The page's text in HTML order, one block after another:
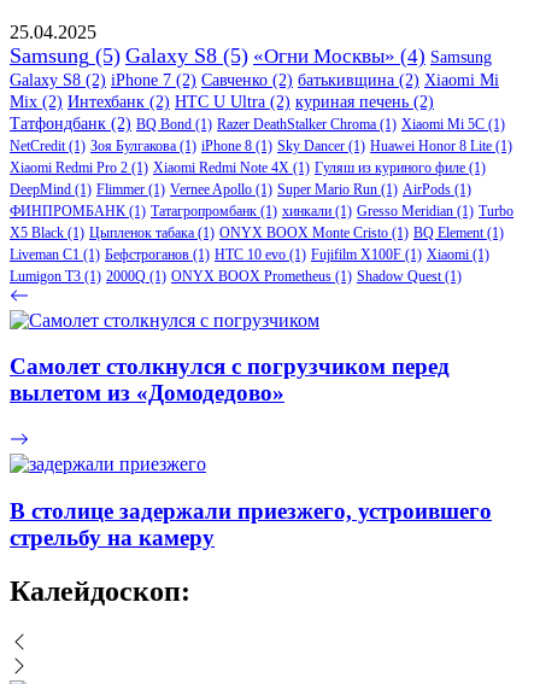
25.04.2025
Samsung (5) Galaxy S8 (5) «Огни Москвы» (4) Samsung
Galaxy S8 (2) iPhone 7 (2) Савченко (2) батькивщина (2) Xiaomi Mi
Mix (2) Интехбанк (2) HTC U Ultra (2) куриная печень (2)
Татфондбанк (2) BQ Bond (1) Razer DeathStalker Chroma (1) Xiaomi Mi 5C (1)
NetCredit (1) Зоя Булгакова (1) iPhone 8 (1) Sky Dancer (1) Huawei Honor 8 Lite (1)
Xiaomi Redmi Pro 2 (1) Xiaomi Redmi Note 4X (1) Гуляш из куриного филе (1)
DeepMind (1) Flimmer (1) Vernee Apollo (1) Super Mario Run (1) AirPods (1)
ФИНПРОМБАНК (1) Татагропромбанк (1) хинкали (1) Gresso Meridian (1) Turbo
X5 Black (1) Цыпленок табака (1) ONYX BOOX Monte Cristo (1) BQ Element (1)
Liveman C1 (1) Бефстроганов (1) HTC 10 evo (1) Fujifilm X100F (1) Xiaomi (1)
Lumigon T3 (1) 2000Q (1) ONYX BOOX Prometheus (1) Shadow Quest (1)
Самолет столкнулся с погрузчиком перед
вылетом из «Домодедово»
В столице задержали приезжего, устроившего
стрельбу на камеру
Калейдоскоп: